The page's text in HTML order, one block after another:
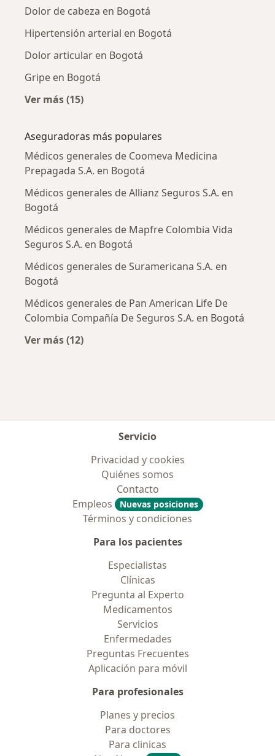
Dolor de cabeza en Bogotá
Hipertensión arterial en Bogotá
Dolor articular en Bogotá
Gripe en Bogotá
Ver más (15)
Aseguradoras más populares
Médicos generales de Coomeva Medicina
Prepagada S.A. en Bogotá
Médicos generales de Allianz Seguros S.A. en
Bogotá
Médicos generales de Mapfre Colombia Vida
Seguros S.A. en Bogotá
Médicos generales de Suramericana S.A. en
Bogotá
Médicos generales de Pan American Life De
Colombia Compañía De Seguros S.A. en Bogotá
Ver más (12)
Servicio
Privacidad y cookies
Quiénes somos
Contacto
Empleos
Nuevas posiciones
Términos y condiciones
Para los pacientes
Especialistas
Clínicas
Pregunta al Experto
Medicamentos
Servicios
Enfermedades
Preguntas Frecuentes
Aplicación para móvil
Para profesionales
Planes y precios
Para doctores
Para clinicas